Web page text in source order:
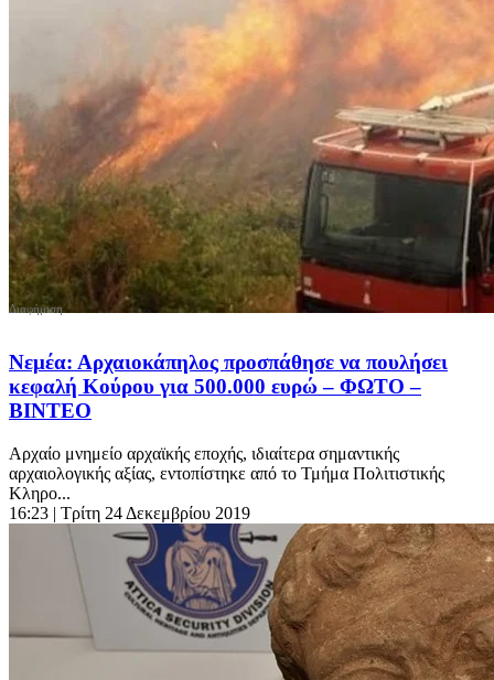
Νεμέα: Αρχαιοκάπηλος προσπάθησε να πουλήσει
κεφαλή Κούρου για 500.000 ευρώ – ΦΩΤΟ –
ΒΙΝΤΕΟ
Αρχαίο μνημείο αρχαϊκής εποχής, ιδιαίτερα σημαντικής
αρχαιολογικής αξίας, εντοπίστηκε από το Τμήμα Πολιτιστικής
Κληρο...
16:23 | Τρίτη 24 Δεκεμβρίου 2019